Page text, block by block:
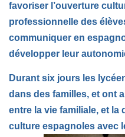
favoriser l’ouverture
professionnelle des
communiquer en
développer leur
Durant six jours les
dans des familles, et ont
entre la vie familiale, et la
culture espagnoles avec